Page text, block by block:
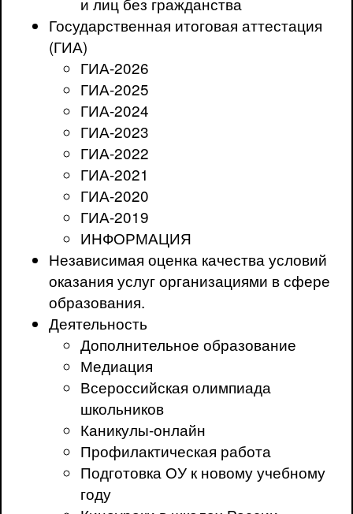
Государственная итоговая аттестация
(ГИА)
ГИА-2026
ГИА-2025
ГИА-2024
ГИА-2023
ГИА-2022
ГИА-2021
ГИА-2020
ГИА-2019
ИНФОРМАЦИЯ
Независимая оценка качества условий
оказания услуг организациями в сфере
образования.
Деятельность
Дополнительное образование
Медиация
Всероссийская олимпиада
школьников
Каникулы-онлайн
Профилактическая работа
Подготовка ОУ к новому учебному
году